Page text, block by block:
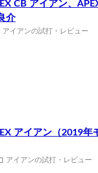
CB アイアン、
介
アイアンの試打・レビュー
アイアン（2019
アイアンの試打・レビュー